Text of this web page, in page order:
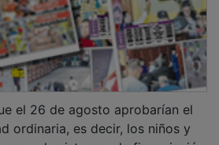
ordinaria, es decir, los niños y
cada sistema y la financiación